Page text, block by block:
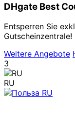
DHgate Best
Entsperren Sie
Gutscheinzentrale!
Weitere Angebote
3
RU